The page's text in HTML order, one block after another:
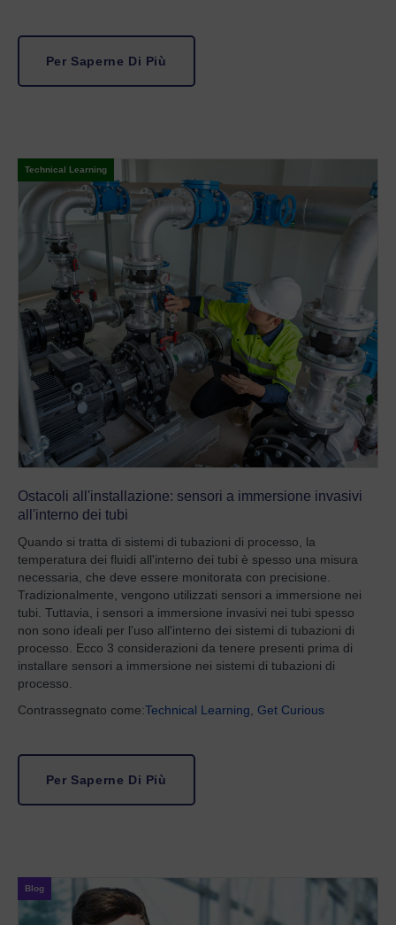
Per Saperne Di Più
Technical Learning
Ostacoli all'installazione: sensori a immersione invasivi
all'interno dei tubi
Quando si tratta di sistemi di tubazioni di processo, la
temperatura dei fluidi all'interno dei tubi è spesso una misura
necessaria, che deve essere monitorata con precisione.
Tradizionalmente, vengono utilizzati sensori a immersione nei
tubi. Tuttavia, i sensori a immersione invasivi nei tubi spesso
non sono ideali per l'uso all'interno dei sistemi di tubazioni di
processo. Ecco 3 considerazioni da tenere presenti prima di
installare sensori a immersione nei sistemi di tubazioni di
processo.
Contrassegnato come:Technical Learning Get Curious
Per Saperne Di Più
Blog